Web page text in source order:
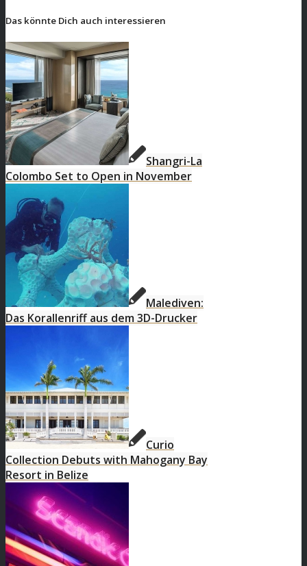
Das könnte Dich auch interessieren
Shangri-La
Colombo Set to Open in November
Malediven:
Das Korallenriff aus dem 3D-Drucker
Curio
Collection Debuts with Mahogany Bay
Resort in Belize